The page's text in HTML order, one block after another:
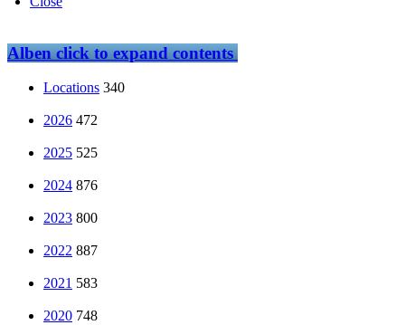
Albenclick to expand contents
Locations 340
2026 472
2025 525
2024 876
2023 800
2022 887
2021 583
2020 748